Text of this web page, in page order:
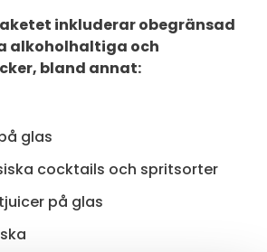
inkluderar obegränsad
alkoholhaltiga och
bland annat:
glas
cocktails och spritsorter
på glas